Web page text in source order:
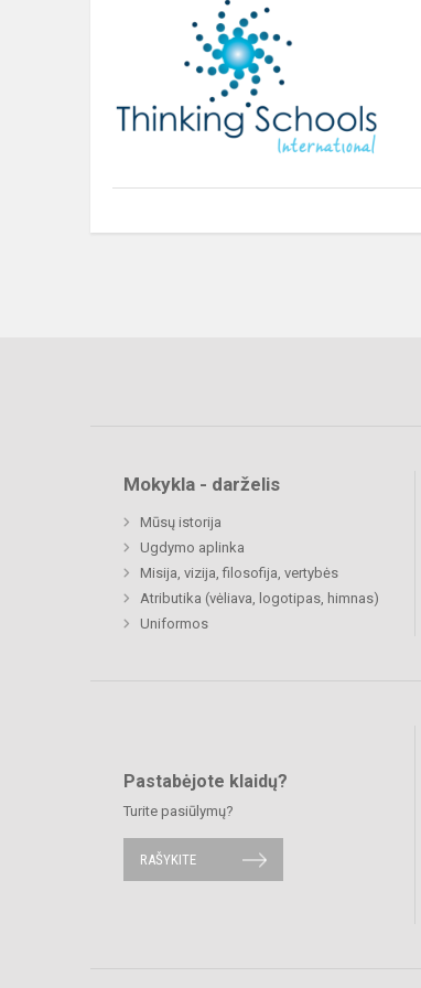
Mokykla - darželis
Mūsų istorija
Ugdymo aplinka
Misija, vizija, filosofija, vertybės
Atributika (vėliava, logotipas, himnas)
Uniformos
Pastabėjote klaidų?
Turite pasiūlymų?
RAŠYKITE